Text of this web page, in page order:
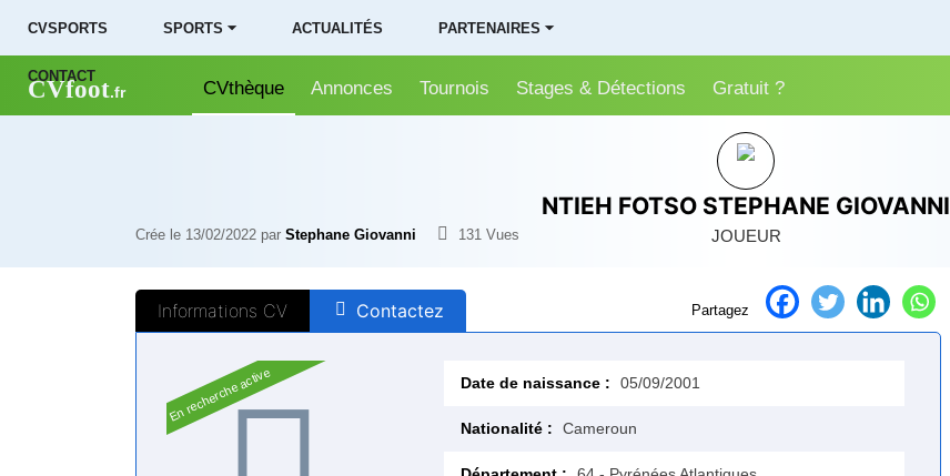
CVSPORTS SPORTS ⏷ ACTUALITÉS PARTENAIRES ⏷
CONTACT
CVfoot.fr CVthèque Annonces Tournois Stages & Détections Gratuit ?
NTIEH FOTSO STEPHANE GIOVANNI
JOUEUR
Crée le 13/02/2022 par Stephane Giovanni 131 Vues
Informations CV Contactez Partagez
En recherche active Date de naissance : 05/09/2001
Nationalité : Cameroun